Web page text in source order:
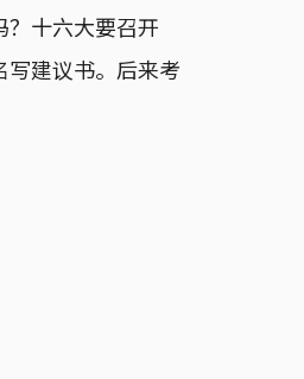
十六大要召开
建议书。后来考